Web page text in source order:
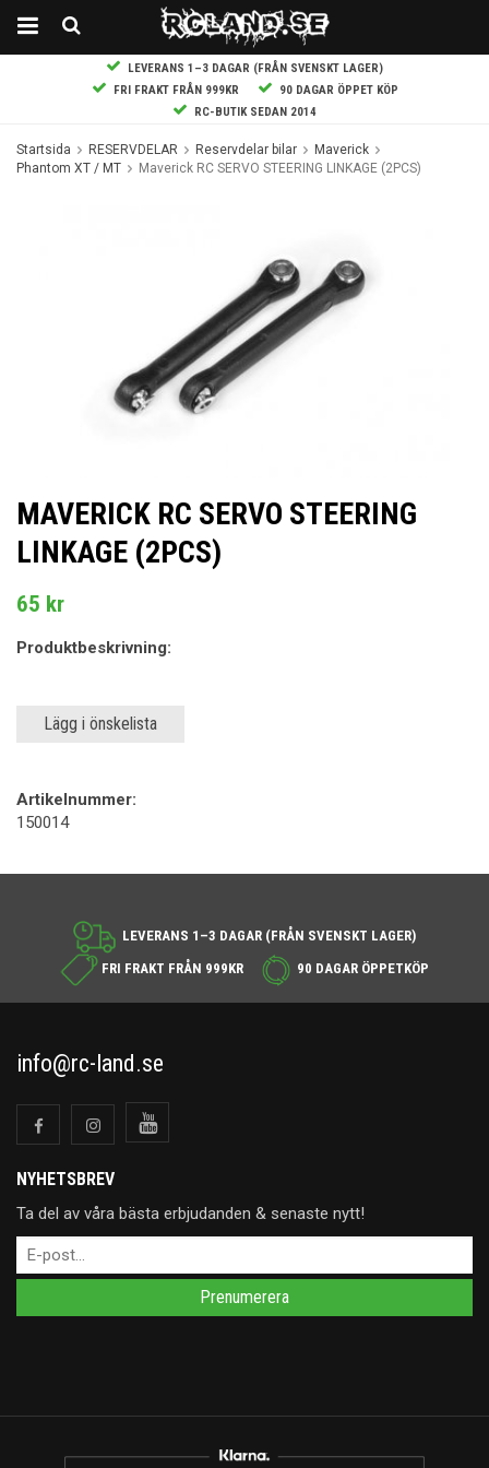
LEVERANS 1–3 DAGAR (FRÅN SVENSKT LAGER)
FRI FRAKT FRÅN 999KR
90 DAGAR ÖPPET KÖP
RC-BUTIK SEDAN 2014
Startsida RESERVDELAR Reservdelar bilar
Maverick
Phantom XT / MT
Maverick RC SERVO STEERING LINKAGE (2PCS)
MAVERICK RC SERVO STEERING
LINKAGE (2PCS)
65 kr
Produktbeskrivning:
Lägg i önskelista
Artikelnummer:
150014
LEVERANS 1–3 DAGAR (FRÅN SVENSKT LAGER)
FRI FRAKT FRÅN 999KR
90 DAGAR ÖPPETKÖP
info@rc-land.se
NYHETSBREV
Ta del av våra bästa erbjudanden & senaste nytt!
Prenumerera